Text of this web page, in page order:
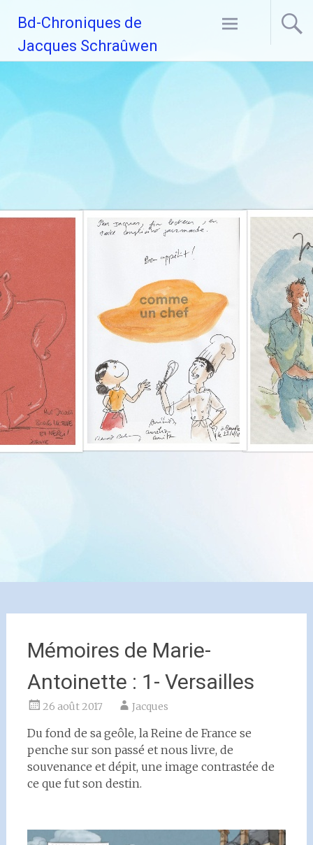
contenu
principal
Bd-Chroniques de
Jacques Schraûwen
Mémoires de Marie-
Antoinette : 1- Versailles
26 août 2017 Jacques
Du fond de sa geôle, la Reine de France se
penche sur son passé et nous livre, de
souvenance et dépit, une image contrastée de
ce que fut son destin.